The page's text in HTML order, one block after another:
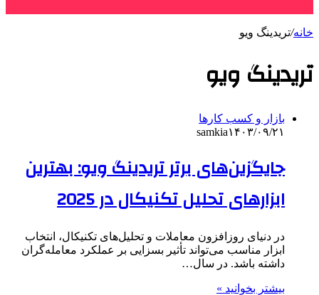
خانه/تریدینگ ویو
تریدینگ ویو
بازار و کسب کارها
samkia۱۴۰۳/۰۹/۲۱
جایگزین‌های برتر تریدینگ ویو: بهترین
ابزارهای تحلیل تکنیکال در 2025
در دنیای روزافزون معاملات و تحلیل‌های تکنیکال، انتخاب
ابزار مناسب می‌تواند تأثیر بسزایی بر عملکرد معامله‌گران
داشته باشد. در سال…
بیشتر بخوانید »